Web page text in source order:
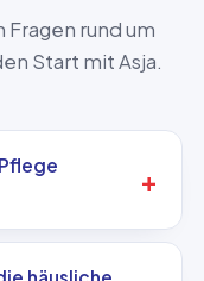
rund um
Start mit Asja.
häusliche